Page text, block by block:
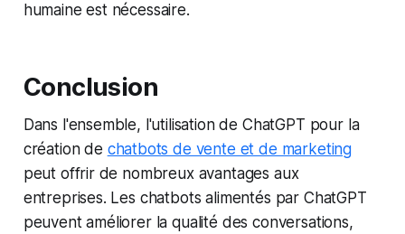
humaine est nécessaire.
Conclusion
Dans l'ensemble, l'utilisation de ChatGPT pour la
création de chatbots de vente et de marketing
peut offrir de nombreux avantages aux
entreprises. Les chatbots alimentés par ChatGPT
peuvent améliorer la qualité des conversations,